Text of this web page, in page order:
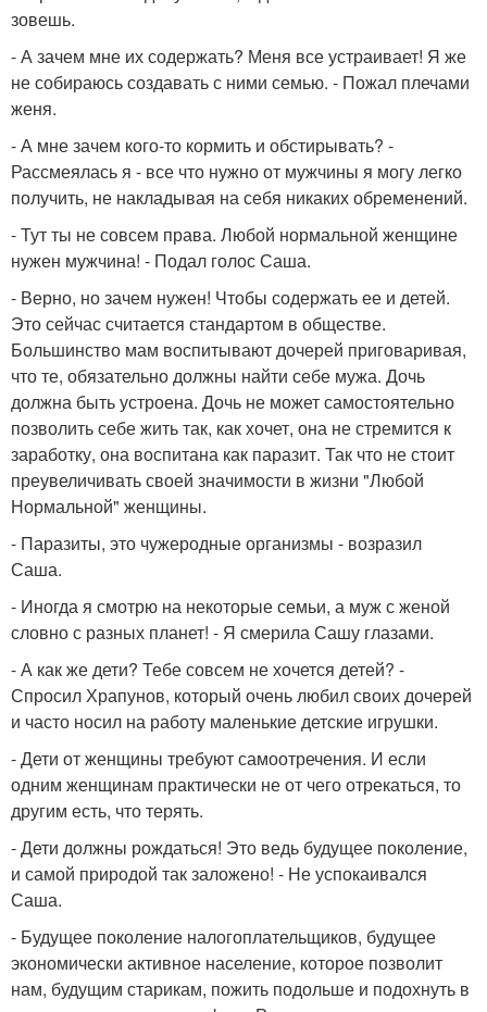
зовешь.
- А зачем мне их содержать? Меня все устраивает! Я же
не собираюсь создавать с ними семью. - Пожал плечами
женя.
- А мне зачем кого-то кормить и обстирывать? -
Рассмеялась я - все что нужно от мужчины я могу легко
получить, не накладывая на себя никаких обременений.
- Тут ты не совсем права. Любой нормальной женщине
нужен мужчина! - Подал голос Саша.
- Верно, но зачем нужен! Чтобы содержать ее и детей.
Это сейчас считается стандартом в обществе.
Большинство мам воспитывают дочерей приговаривая,
что те, обязательно должны найти себе мужа. Дочь
должна быть устроена. Дочь не может самостоятельно
позволить себе жить так, как хочет, она не стремится к
заработку, она воспитана как паразит. Так что не стоит
преувеличивать своей значимости в жизни "Любой
Нормальной" женщины.
- Паразиты, это чужеродные организмы - возразил
Саша.
- Иногда я смотрю на некоторые семьи, а муж с женой
словно с разных планет! - Я смерила Сашу глазами.
- А как же дети? Тебе совсем не хочется детей? -
Спросил Храпунов, который очень любил своих дочерей
и часто носил на работу маленькие детские игрушки.
- Дети от женщины требуют самоотречения. И если
одним женщинам практически не от чего отрекаться, то
другим есть, что терять.
- Дети должны рождаться! Это ведь будущее поколение,
и самой природой так заложено! - Не успокаивался
Саша.
- Будущее поколение налогоплательщиков, будущее
экономически активное население, которое позволит
нам, будущим старикам, пожить подольше и подохнуть в